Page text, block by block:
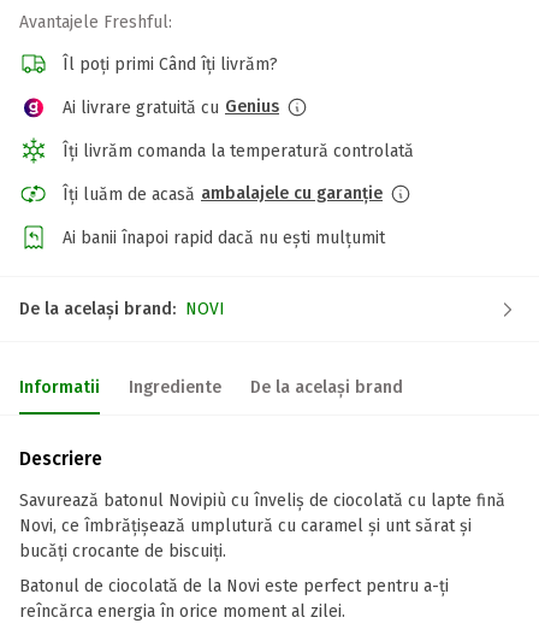
Avantajele Freshful:
Îl poți primi Când îți livrăm?
Ai livrare gratuită cu Genius
Îți livrăm comanda la temperatură controlată
Îți luăm de acasă ambalajele cu garanție
Ai banii înapoi rapid dacă nu ești mulțumit
De la același brand: NOVI
Informatii Ingrediente De la același brand
Descriere
Savurează batonul Novipiù cu înveliș de ciocolată cu lapte fină
Novi, ce îmbrățișează umplutură cu caramel și unt sărat și
bucăți crocante de biscuiți.
Batonul de ciocolată de la Novi este perfect pentru a-ți
reîncărca energia în orice moment al zilei.